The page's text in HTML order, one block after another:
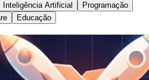
Inteligência Artificial
Programação
Educação